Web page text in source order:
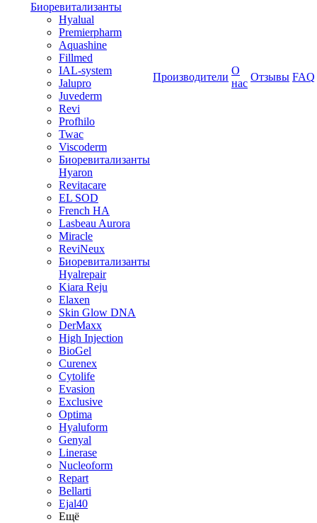
Биоревитализанты
Hyalual
Premierpharm
Aquashine
Fillmed
IAL-system
Jalupro
Juvederm
Revi
Profhilo
Twac
Viscoderm
Биоревитализанты
Hyaron
Revitacare
EL SOD
French HA
Lasbeau Aurora
Miracle
ReviNeux
Биоревитализанты
Hyalrepair
Kiara Reju
Elaxen
Skin Glow DNA
DerMaxx
High Injection
BioGel
Curenex
Cytolife
Evasion
Exclusive
Optima
Hyaluform
Genyal
Linerase
Nucleoform
Repart
Bellarti
Ejal40
Ещё
Производители
О
нас
Отзывы FAQ